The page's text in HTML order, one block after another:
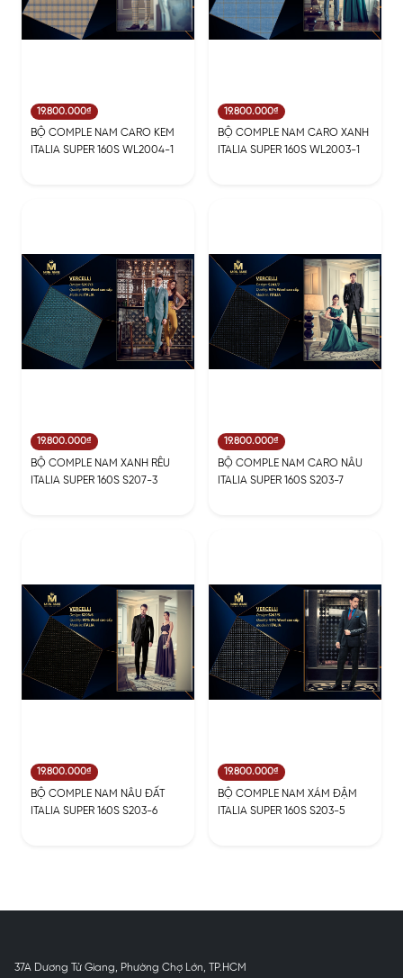
19.800.000₫
BỘ COMPLE NAM CARO KEM
ITALIA SUPER 160S WL2004-1
19.800.000₫
BỘ COMPLE NAM CARO XANH
ITALIA SUPER 160S WL2003-1
19.800.000₫
BỘ COMPLE NAM XANH RÊU
ITALIA SUPER 160S S207-3
19.800.000₫
BỘ COMPLE NAM CARO NÂU
ITALIA SUPER 160S S203-7
19.800.000₫
BỘ COMPLE NAM NÂU ĐẤT
ITALIA SUPER 160S S203-6
19.800.000₫
BỘ COMPLE NAM XÁM ĐẬM
ITALIA SUPER 160S S203-5
37A Dương Tử Giang, Phường Chợ Lớn, TP.HCM